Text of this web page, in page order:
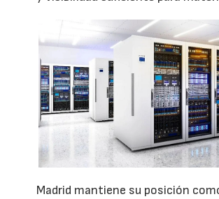
Madrid mantiene su posición